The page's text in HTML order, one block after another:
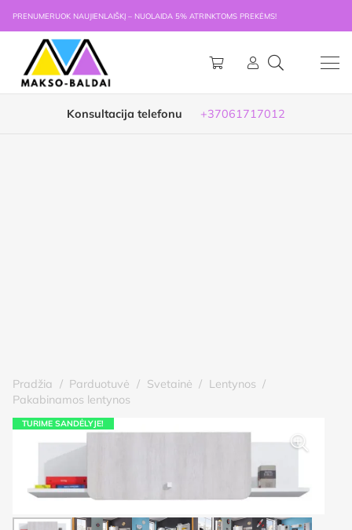
PRENUMERUOK NAUJIENLAIŠKĮ – NUOLAIDA 5% ATRINKTOMS PREKĖMS!
Konsultacija telefonu +37061717012
Pradžia / Parduotuvė / Svetainė / Lentynos /
Pakabinamos lentynos
TURIME SANDĖLYJE!